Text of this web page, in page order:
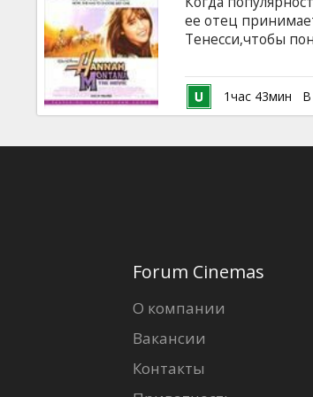
ее отец
Тенесси,чтобы
Билли Рей
Муссо и др.
субтитрами на
1час 43мин В
Forum Cinemas
О компании
Вакансии
Контакты